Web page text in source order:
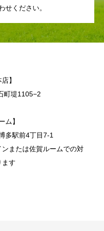
せください。
】
町堤1105−2
ム】
多駅前4丁目7-1
または佐賀ルームでの対
ます